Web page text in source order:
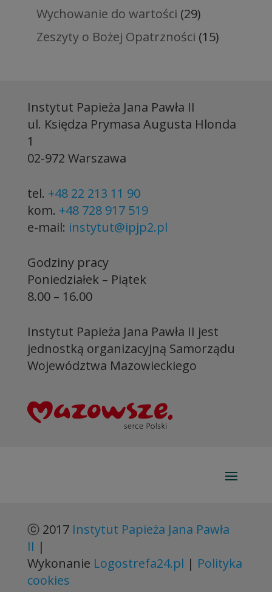
Wychowanie do wartości (29)
Zeszyty o Bożej Opatrzności (15)
Instytut Papieża Jana Pawła II
ul. Księdza Prymasa Augusta Hlonda
1
02-972 Warszawa
tel. +48 22 213 11 90
kom. +48 728 917 519
e-mail: instytut@ipjp2.pl
Godziny pracy
Poniedziałek – Piątek
8.00 – 16.00
Instytut Papieża Jana Pawła II jest
jednostką organizacyjną Samorządu
Województwa Mazowieckiego
ⓒ 2017 Instytut Papieża Jana Pawła
II |
Wykonanie Logostrefa24.pl | Polityka
cookies